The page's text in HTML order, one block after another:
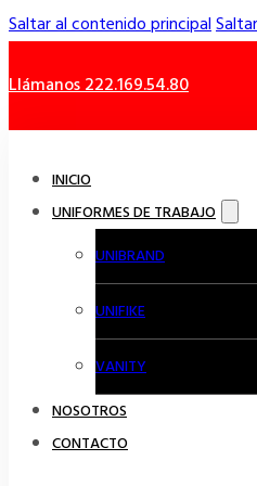
Saltar al contenido principal
Llámanos 222.169.54.80
INICIO
UNIFORMES DE TRABAJO
UNIBRAND
UNIFIKE
VANITY
NOSOTROS
CONTACTO